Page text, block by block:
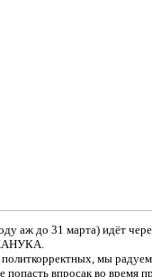
аж до 31 марта) идёт
мы
впросак во время